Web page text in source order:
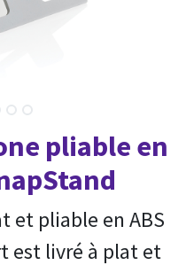
pliable en
et pliable en ABS
est livré à plat et